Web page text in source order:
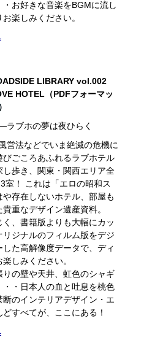
・お好きな音楽をBGMに流し
楽しみください。
LIBRARY vol.002
HOTEL（PDFフォーマッ
ブホの夢は夜ひらく
営法などでいま絶滅の危機に
びごころあふれるラブホテル
し歩き、関東・関西エリア全
室！ これは「エロの昭和ス
や存在しないホテル、部屋も
重なデザイン遺産資料。
く、書籍版よりも大幅にカッ
リジナルのフィルム版をデジ
した高解像度データで、ディ
しみください。
りの壁や天井、虹色のシャギ
・・日本人の血と吐息を桃色
断のインテリアデザイン・エ
すべてが、ここにある！